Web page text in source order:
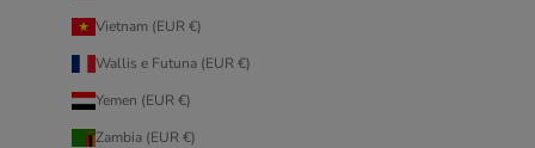
Vietnam (EUR €)
Wallis e Futuna (EUR €)
Yemen (EUR €)
Zambia (EUR €)